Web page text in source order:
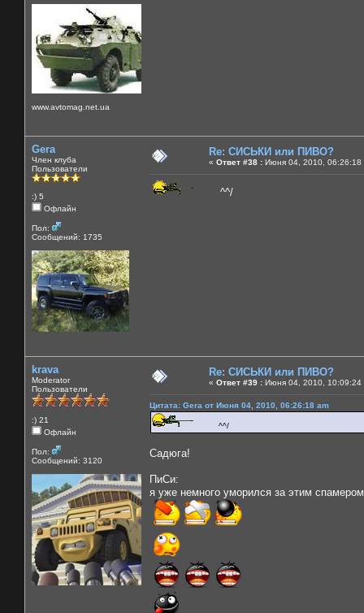
www.avtomag.net.ua
Gera
Член клуба
Пользователи
:) 5
Офлайн
Пол:
Сообщений: 1735
Re: СИСЬКИ или ПИВО?
« Ответ #38 : Июня 04, 2010, 06:26:18
^^/
krava
Moderator
Пользователи
:) 21
Офлайн
Пол:
Сообщений: 3120
Re: СИСЬКИ или ПИВО?
« Ответ #39 : Июня 04, 2010, 10:09:24
Цитата: Gera от Июня 04, 2010, 06:26:18 am
^^/
Садюга!
ПиСи:
я уже немного уморился за этим спамером